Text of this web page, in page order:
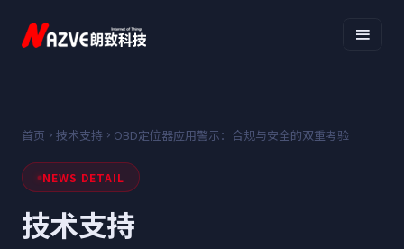
首页 技术支持 OBD定位器应用警示：合规与安全的双重考验
NEWS DETAIL
技术支持